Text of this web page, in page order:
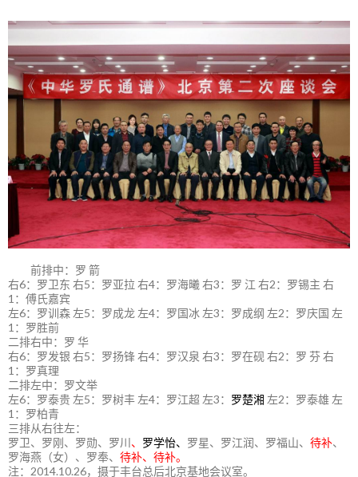
前排中：罗 箭
右6：罗卫东 右5：罗亚拉 右4：罗海曦 右3：罗 江 右2：罗锡主 右
1：傅氏嘉宾
左6：罗训森 左5：罗成龙 左4：罗国冰 左3：罗成纲 左2：罗庆国 左
1：罗胜前
二排右中：罗 华
右6：罗发银 右5：罗扬锋 右4：罗汉泉 右3：罗在砚 右2：罗 芬 右
1：罗真理
二排左中：罗文举
左6：罗泰贵 左5：罗树丰 左4：罗江超 左3： 罗楚湘 左2：罗泰雄 左
1：罗柏青
三排从右往左：
罗卫、罗刚、罗勋、罗川 、 罗学怡、 罗星、罗江润、罗福山、 待补、
罗海燕（女）、罗奉、 待补、待补。
注：2014.10.26，摄于丰台总后北京基地会议室。